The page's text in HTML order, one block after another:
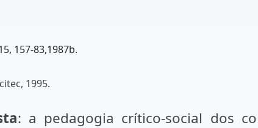
157-83,1987b.
1995.
: a pedagogia crítico-social dos